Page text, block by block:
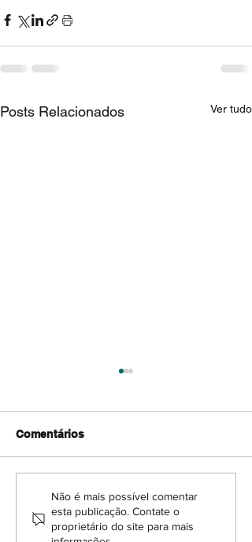
Posts Relacionados Ver tudo
"Laurissilva: vão-se os
anéis ficam os dedos",
por Maria Amélia
Comentários
Não é mais possível comentar
esta publicação. Contate o
proprietário do site para mais